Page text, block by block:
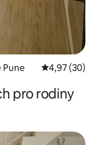
Pune Průměrné
4,97 (30)
pro rodiny